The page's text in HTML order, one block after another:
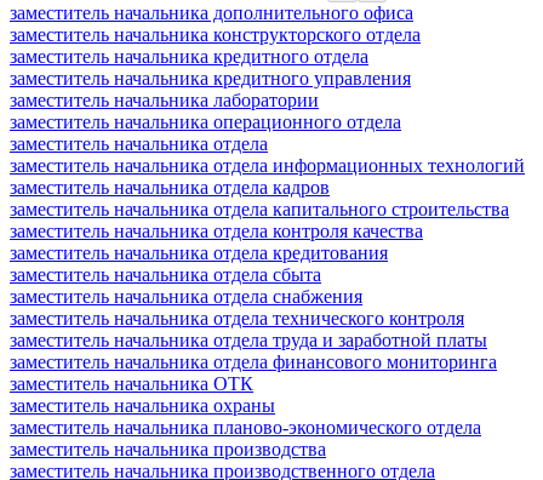
заместитель начальника дополнительного офиса
заместитель начальника конструкторского отдела
заместитель начальника кредитного отдела
заместитель начальника кредитного управления
заместитель начальника лаборатории
заместитель начальника операционного отдела
заместитель начальника отдела
заместитель начальника отдела информационных технологий
заместитель начальника отдела кадров
заместитель начальника отдела капитального строительства
заместитель начальника отдела контроля качества
заместитель начальника отдела кредитования
заместитель начальника отдела сбыта
заместитель начальника отдела снабжения
заместитель начальника отдела технического контроля
заместитель начальника отдела труда и заработной платы
заместитель начальника отдела финансового мониторинга
заместитель начальника ОТК
заместитель начальника охраны
заместитель начальника планово-экономического отдела
заместитель начальника производства
заместитель начальника производственного отдела